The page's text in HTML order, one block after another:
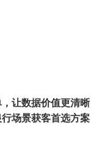
让数据价值更清晰
场景获客首选方案